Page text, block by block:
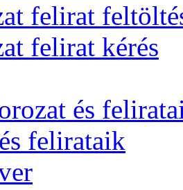
felirat
felirat kérés
és
felirataik